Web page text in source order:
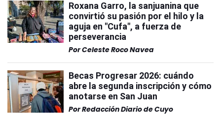
Roxana Garro, la sanjuanina que
convirtió su pasión por el hilo y la
aguja en "Cufa", a fuerza de
perseverancia
PorCeleste Roco Navea
Becas Progresar 2026: cuándo
abre la segunda inscripción y cómo
anotarse en San Juan
PorRedacción Diario de Cuyo